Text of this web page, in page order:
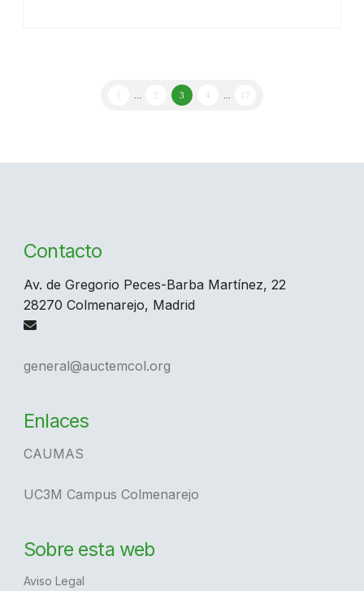
1 3 4 17
Contacto
Av. de Gregorio Peces-Barba Martínez, 22
28270 Colmenarejo, Madrid
general@auctemcol.org
Enlaces
CAUMAS
UC3M Campus Colmenarejo
Sobre esta web
Aviso Legal